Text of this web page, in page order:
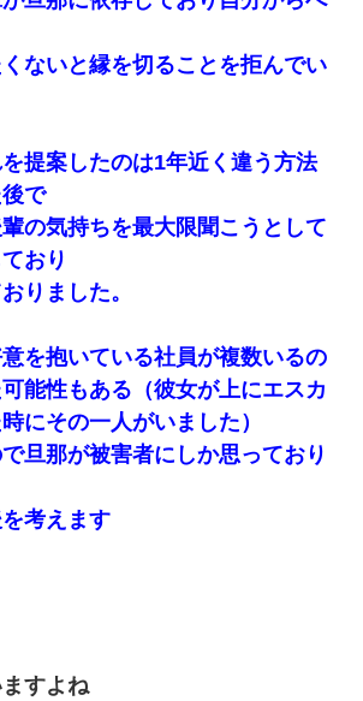
ないと縁を切ることを拒んでい
提案したのは1年近く違う方法
で
の気持ちを最大限聞こうとして
おり
りました。
を抱いている社員が複数いるの
能性もある（彼女が上にエスカ
にその一人がいました）
旦那が被害者にしか思っており
考えます
すよね